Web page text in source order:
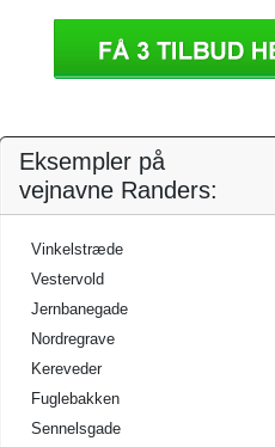
Eksempler på
vejnavne Randers:
Vinkelstræde
Vestervold
Jernbanegade
Nordregrave
Kereveder
Fuglebakken
Sennelsgade